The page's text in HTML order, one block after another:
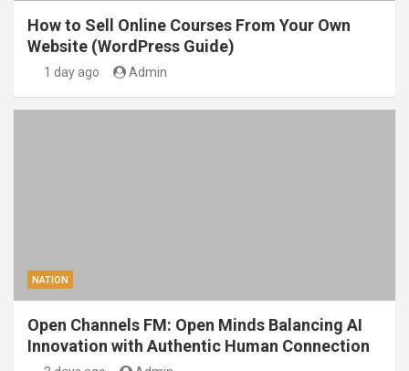
How to Sell Online Courses From Your Own
Website (WordPress Guide)
1 day ago Admin
NATION
Open Channels FM: Open Minds Balancing AI
Innovation with Authentic Human Connection